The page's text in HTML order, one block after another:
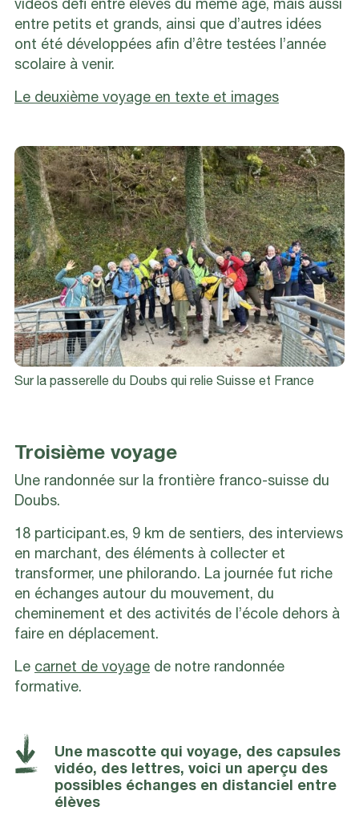
entre petits et grands, ainsi que d’autres idées
ont été développées afin d’être testées l’année
scolaire à venir.
Le deuxième voyage en texte et images
Sur la passerelle du Doubs qui relie Suisse et France
Troisième voyage
Une randonnée sur la frontière franco-suisse du
Doubs.
18 participant.es, 9 km de sentiers, des interviews
en marchant, des éléments à collecter et
transformer, une philorando. La journée fut riche
en échanges autour du mouvement, du
cheminement et des activités de l’école dehors à
faire en déplacement.
Le carnet de voyage de notre randonnée
formative.
Une mascotte qui voyage, des capsules
vidéo, des lettres, voici un aperçu des
possibles échanges en distanciel entre
élèves